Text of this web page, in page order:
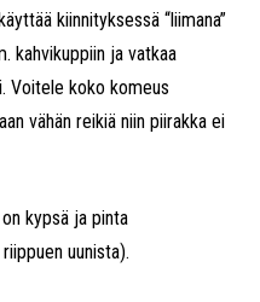
kiinnityksessä “liimana”
kahvikuppiin ja vatkaa
Voitele koko komeus
vähän reikiä niin piirakka ei
kypsä ja pinta
uunista).